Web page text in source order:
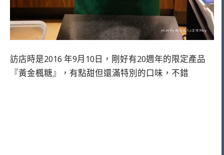
訪店時是2016 年9月10日，剛好有20週年的限定產品
『黃金楓糖』，有點甜但還滿特別的口味，不錯